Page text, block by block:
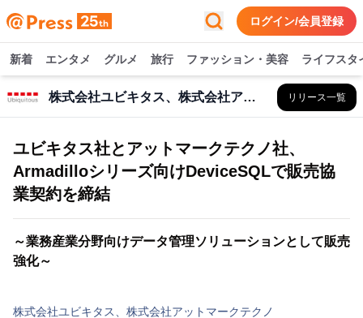
ログイン/会員登録
新着 エンタメ グルメ 旅行 ファッション・美容 ライフスタ
株式会社ユビキタス、株式会社アットマークテクノ リリース一覧
ユビキタス社とアットマークテクノ社、
Armadilloシリーズ向けDeviceSQLで販売協
業契約を締結
～業務産業分野向けデータ管理ソリューションとして販売
強化～
株式会社ユビキタス、株式会社アットマークテクノ